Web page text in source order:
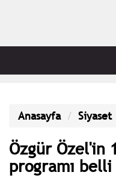
Anasayfa Siyaset
Özgür Özel'in
programı